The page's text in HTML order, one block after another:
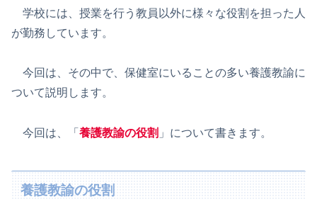
学校には、授業を行う教員以外に様々な役割を担った人
が勤務しています。
今回は、その中で、保健室にいることの多い養護教諭に
ついて説明します。
今回は、「 養護教諭の役割 」について書きます。
養護教諭の役割